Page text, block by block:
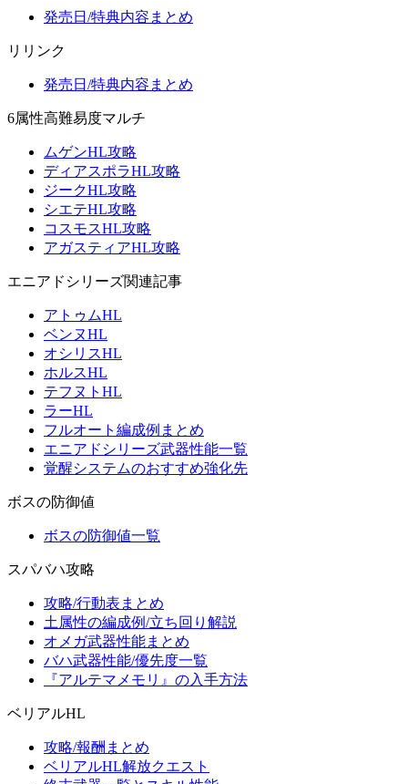
発売日/特典内容まとめ
リリンク
発売日/特典内容まとめ
6属性高難易度マルチ
ムゲンHL攻略
ディアスポラHL攻略
ジークHL攻略
シエテHL攻略
コスモスHL攻略
アガスティアHL攻略
エニアドシリーズ関連記事
アトゥムHL
ベンヌHL
オシリスHL
ホルスHL
テフヌトHL
ラーHL
フルオート編成例まとめ
エニアドシリーズ武器性能一覧
覚醒システムのおすすめ強化先
ボスの防御値
ボスの防御値一覧
スパバハ攻略
攻略/行動表まとめ
土属性の編成例/立ち回り解説
オメガ武器性能まとめ
バハ武器性能/優先度一覧
『アルテマメモリ』の入手方法
ベリアルHL
攻略/報酬まとめ
ベリアルHL解放クエスト